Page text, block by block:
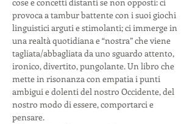
provoca a tambur battente con i suoi giochi
linguistici arguti e stimolanti; ci immerge in
una realtà quotidiana e “nostra” che viene
tagliata/abbagliata da uno sguardo attento,
ironico, divertito, pungolante. Un libro che
mette in risonanza con empatia i punti
ambigui e dolenti del nostro Occidente, del
nostro modo di essere, comportarci e
pensare.